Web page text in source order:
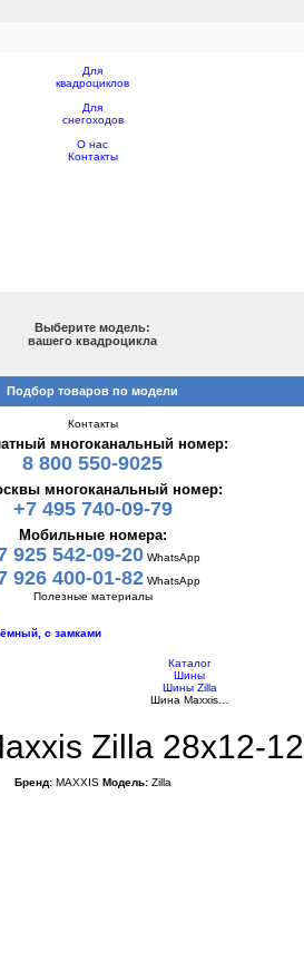
Для
квадроциклов
Для
снегоходов
О нас
Контакты
Выберите модель:
вашего квадроцикла
Подбор товаров по модели
Контакты
многоканальный номер:
8 800 550-9025
многоканальный номер:
+7 495 740-09-79
Мобильные номера:
925 542-09-20 WhatsApp
926 400-01-82 WhatsApp
Полезные материалы
с замками
Каталог
Шины
Шины Zilla
Шина Maxxis…
Zilla 28x12-12
Бренд:MAXXIS Модель:Zilla